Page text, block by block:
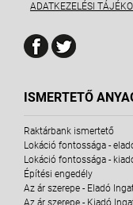
ADATKEZELÉSI
ISMERTETŐ
Raktárbank ismertető
Lokáció fontossága -
Lokáció fontossága -
Építési engedély
Az ár szerepe - Eladó
Az ár szerepe - Kiadó